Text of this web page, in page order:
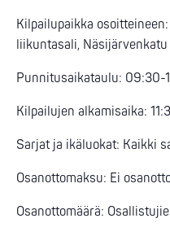
Kilpailupaikka
liikuntasali, Näsijärvenkatu
Punnitusaikataulu: 09:30-
Kilpailujen alkamisaika:
Sarjat ja ikäluokat: Kaikki
Osanottomaksu: Ei
Osanottomäärä: